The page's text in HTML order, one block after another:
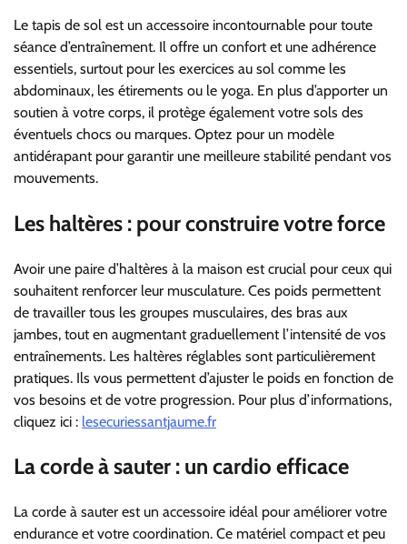
Le tapis de sol est un accessoire incontournable pour toute
séance d’entraînement. Il offre un confort et une adhérence
essentiels, surtout pour les exercices au sol comme les
abdominaux, les étirements ou le yoga. En plus d’apporter un
soutien à votre corps, il protège également votre sols des
éventuels chocs ou marques. Optez pour un modèle
antidérapant pour garantir une meilleure stabilité pendant vos
mouvements.
Les haltères : pour construire votre force
Avoir une paire d’haltères à la maison est crucial pour ceux qui
souhaitent renforcer leur musculature. Ces poids permettent
de travailler tous les groupes musculaires, des bras aux
jambes, tout en augmentant graduellement l’intensité de vos
entraînements. Les haltères réglables sont particulièrement
pratiques. Ils vous permettent d’ajuster le poids en fonction de
vos besoins et de votre progression. Pour plus d’informations,
cliquez ici : lesecuriessantjaume.fr
La corde à sauter : un cardio efficace
La corde à sauter est un accessoire idéal pour améliorer votre
endurance et votre coordination. Ce matériel compact et peu